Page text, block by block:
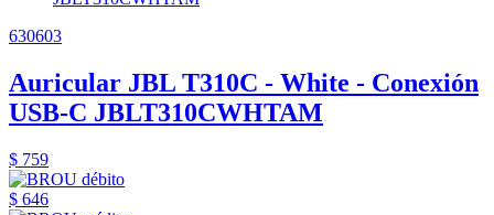
630603
Auricular JBL T310C - White - Conexión
USB-C JBLT310CWHTAM
$ 759
$ 646